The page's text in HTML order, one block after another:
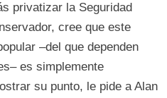
privatizar la Seguridad
cree que este
–del que dependen
es simplemente
su punto, le pide a Alan